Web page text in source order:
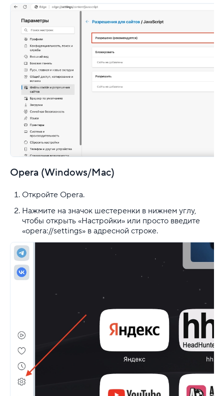
Opera (Windows/Mac)
Откройте Opera.
Нажмите на значок шестеренки в нижнем углу,
чтобы открыть «Настройки» или просто введите
«opera://settings» в адресной строке.